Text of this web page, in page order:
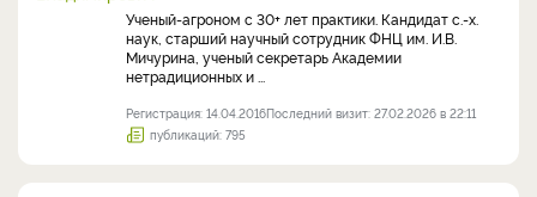
Ученый-агроном с 30+ лет практики. Кандидат с.-х.
наук, старший научный сотрудник ФНЦ им. И.В.
Мичурина, ученый секретарь Академии
нетрадиционных и ...
Регистрация: 14.04.2016Последний визит: 27.02.2026 в 22:11
публикаций: 795